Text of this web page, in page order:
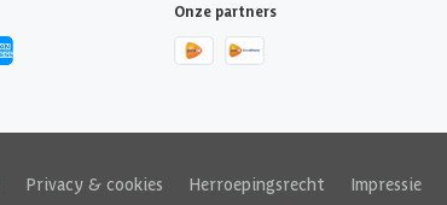
Onze partners
Privacy & cookies Herroepingsrecht Impressie